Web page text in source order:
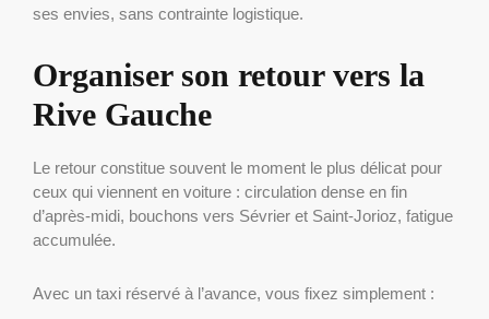
ses envies, sans contrainte logistique.
Organiser son retour vers la
Rive Gauche
Le retour constitue souvent le moment le plus délicat pour
ceux qui viennent en voiture : circulation dense en fin
d’après-midi, bouchons vers Sévrier et Saint-Jorioz, fatigue
accumulée.
Avec un taxi réservé à l’avance, vous fixez simplement :